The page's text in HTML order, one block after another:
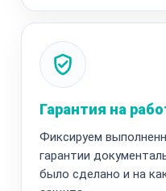
Гарантия на
Фиксируем
гарантии
было сделано и на